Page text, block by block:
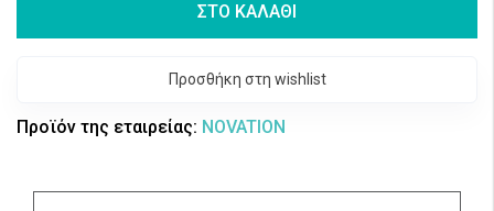
ΣΤΟ ΚΑΛΑΘΙ
Προσθήκη στη wishlist
Προϊόν της εταιρείας: NOVATION